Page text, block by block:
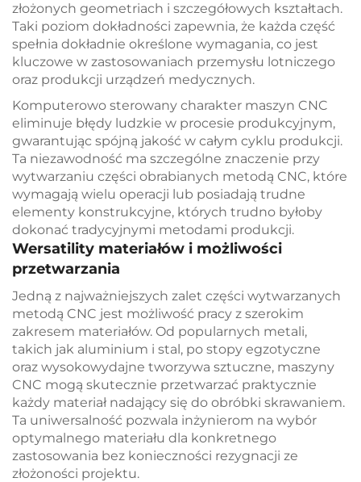
złożonych geometriach i szczegółowych kształtach.
Taki poziom dokładności zapewnia, że każda część
spełnia dokładnie określone wymagania, co jest
kluczowe w zastosowaniach przemysłu lotniczego
oraz produkcji urządzeń medycznych.
Komputerowo sterowany charakter maszyn CNC
eliminuje błędy ludzkie w procesie produkcyjnym,
gwarantując spójną jakość w całym cyklu produkcji.
Ta niezawodność ma szczególne znaczenie przy
wytwarzaniu części obrabianych metodą CNC, które
wymagają wielu operacji lub posiadają trudne
elementy konstrukcyjne, których trudno byłoby
dokonać tradycyjnymi metodami produkcji.
Wersatility materiałów i możliwości
przetwarzania
Jedną z najważniejszych zalet części wytwarzanych
metodą CNC jest możliwość pracy z szerokim
zakresem materiałów. Od popularnych metali,
takich jak aluminium i stal, po stopy egzotyczne
oraz wysokowydajne tworzywa sztuczne, maszyny
CNC mogą skutecznie przetwarzać praktycznie
każdy materiał nadający się do obróbki skrawaniem.
Ta uniwersalność pozwala inżynierom na wybór
optymalnego materiału dla konkretnego
zastosowania bez konieczności rezygnacji ze
złożoności projektu.